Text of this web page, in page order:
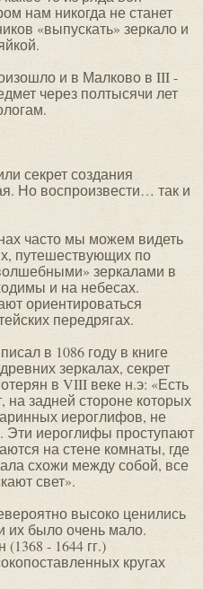
нам никогда не станет
«выпускать» зеркало и
и в Малково в III -
через полтысячи лет
секрет создания
Но воспроизвести… так и
часто мы можем видеть
путешествующих по
зеркалами в
и на небесах.
ориентироваться
передрягах.
в 1086 году в книге
зеркалах, секрет
в VIII веке н.э: «Есть
на задней стороне которых
иероглифов, не
иероглифы проступают
на стене комнаты, где
схожи между собой, все
свет».
высоко ценились
их было очень мало.
- 1644 гг.)
кругах